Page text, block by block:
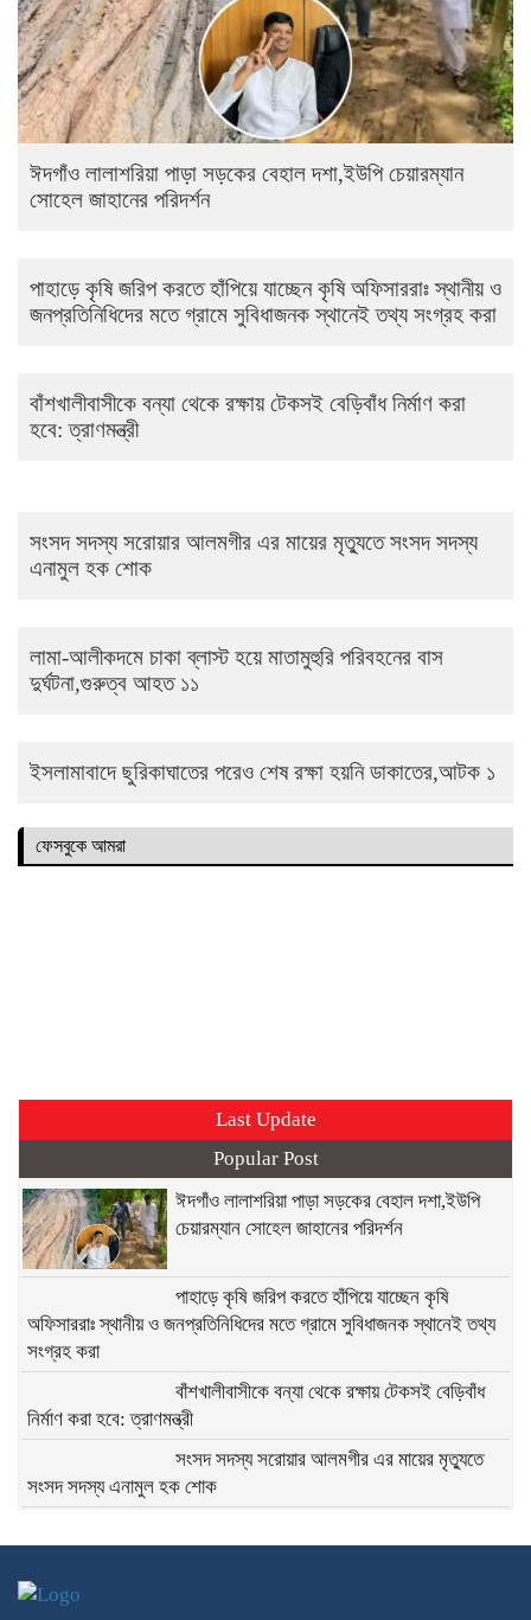
ঈদগাঁও লালাশরিয়া পাড়া সড়কের বেহাল দশা,ইউপি চেয়ারম্যান
সোহেল জাহানের পরিদর্শন
পাহাড়ে কৃষি জরিপ করতে হাঁপিয়ে যাচ্ছেন কৃষি অফিসাররাঃ স্থানীয় ও
জনপ্রতিনিধিদের মতে গ্রামে সুবিধাজনক স্থানেই তথ্য সংগ্রহ করা
বাঁশখালীবাসীকে বন্যা থেকে রক্ষায় টেকসই বেড়িবাঁধ নির্মাণ করা
হবে: ত্রাণমন্ত্রী
সংসদ সদস্য সরোয়ার আলমগীর এর মায়ের মৃত্যুতে সংসদ সদস্য
এনামুল হক শোক
লামা-আলীকদমে চাকা ব্লাস্ট হয়ে মাতামুহুরি পরিবহনের বাস
দুর্ঘটনা,গুরুত্ব আহত ১১
ইসলামাবাদে ছুরিকাঘাতের পরেও শেষ রক্ষা হয়নি ডাকাতের,আটক ১
ফেসবুকে আমরা
Last Update
Popular Post
ঈদগাঁও লালাশরিয়া পাড়া সড়কের বেহাল দশা,ইউপি
চেয়ারম্যান সোহেল জাহানের পরিদর্শন
পাহাড়ে কৃষি জরিপ করতে হাঁপিয়ে যাচ্ছেন কৃষি
অফিসাররাঃ স্থানীয় ও জনপ্রতিনিধিদের মতে গ্রামে সুবিধাজনক স্থানেই তথ্য
সংগ্রহ করা
বাঁশখালীবাসীকে বন্যা থেকে রক্ষায় টেকসই বেড়িবাঁধ
নির্মাণ করা হবে: ত্রাণমন্ত্রী
সংসদ সদস্য সরোয়ার আলমগীর এর মায়ের মৃত্যুতে
সংসদ সদস্য এনামুল হক শোক